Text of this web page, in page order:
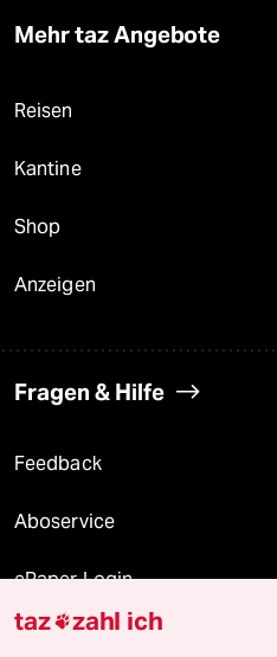
Mehr taz Angebote
Reisen
Kantine
Shop
Anzeigen
Fragen & Hilfe
Feedback
Aboservice
ePaper Login
Downloads für Abonnierende
taz zahl ich